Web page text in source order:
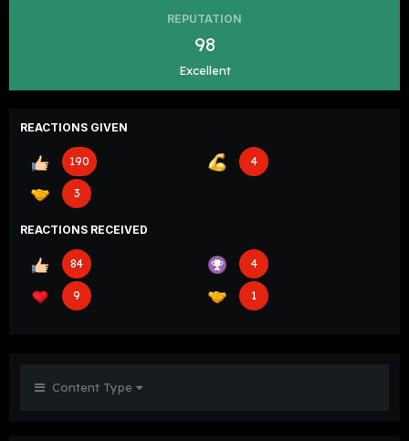
REPUTATION
98
Excellent
REACTIONS GIVEN
190 4
3
REACTIONS RECEIVED
84 4
9 1
Content Type